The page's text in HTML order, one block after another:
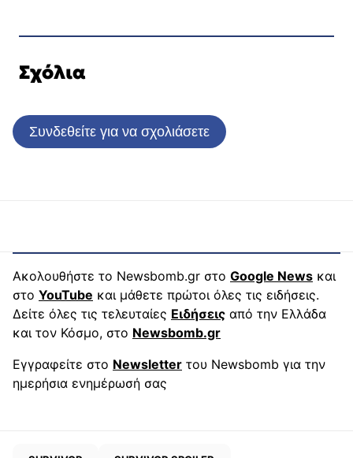
Σχόλια
Συνδεθείτε για να σχολιάσετε
Ακολουθήστε το Newsbomb.gr στο Google News και
στο YouTube και μάθετε πρώτοι όλες τις ειδήσεις.
Δείτε όλες τις τελευταίες Ειδήσεις από την Ελλάδα
και τον Κόσμο, στο Newsbomb.gr
Εγγραφείτε στο Newsletter του Newsbomb για την
ημερήσια ενημέρωσή σας